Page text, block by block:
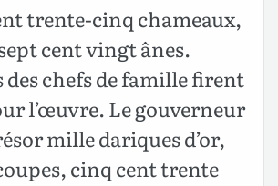
trente-cinq chameaux,
cent vingt ânes.
des chefs de famille firent
l’œuvre. Le gouverneur
mille dariques d’or,
cinq cent trente